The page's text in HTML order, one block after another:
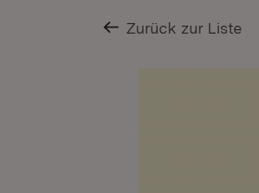
Zurück zur Liste